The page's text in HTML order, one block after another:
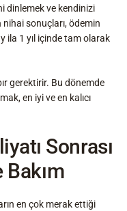
dinlemek ve kendinizi
sonuçları, ödemin
ila 1 yıl içinde tam olarak
gerektirir. Bu dönemde
en iyi ve en kalıcı
Sonrası
en çok merak ettiği